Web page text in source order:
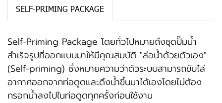
SELF-PRIMING PACKAGE
Self-Priming Package โดยทั่วไปหมายถึงชุดปั๊มน้ำ
สำเร็จรูปที่ออกแบบมาให้มีคุณสมบัติ "ล่อน้ำด้วยตัวเอง"
(Self-priming) ซึ่งหมายความว่าตัวระบบสามารถขับไล่
อากาศออกจากท่อดูดและดึงน้ำขึ้นมาได้เองโดยไม่ต้อง
กรอกน้ำลงไปในท่อดูดทุกครั้งก่อนใช้งาน